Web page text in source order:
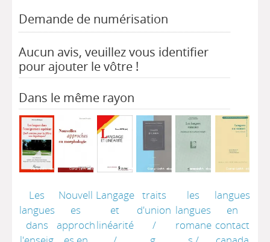
Demande de numérisation
Aucun avis, veuillez vous identifier
pour ajouter le vôtre !
Dans le même rayon
Les
langues
dans
Nouvell
es
approch
Langage
et
linéarité
traits
d'union
/
les
langues
romane
langues
en
contact